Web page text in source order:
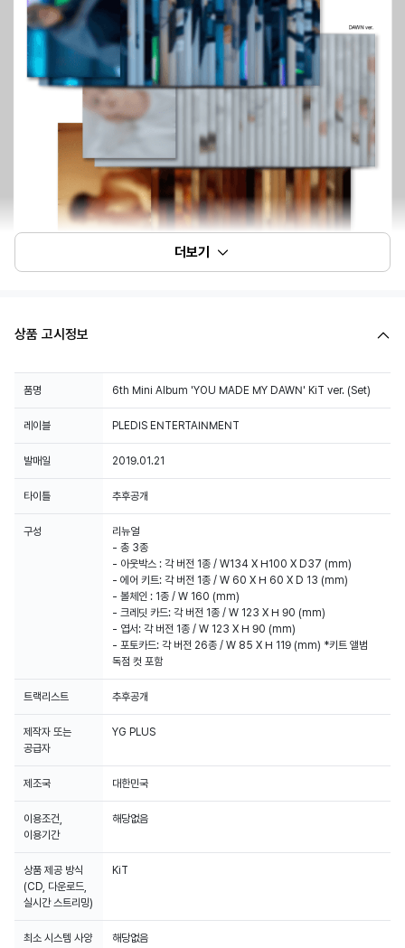
Weverse Shop에서 판매 되는 모든 음반은 100% 한터차트, 써클차트 음반 집계에
반영 됩니다.
더보기
상품 고시정보
품명 6th Mini Album 'YOU MADE MY DAWN' KiT ver. (Set)
레이블 PLEDIS ENTERTAINMENT
발매일 2019.01.21
타이틀 추후공개
구성
리뉴얼
- 총 3종
- 아웃박스 : 각 버전 1종 / W134 X H100 X D37 (mm)
- 에어 키트: 각 버전 1종 / W 60 X H 60 X D 13 (mm)
- 볼체인 : 1종 / W 160 (mm)
- 크레딧 카드: 각 버전 1종 / W 123 X H 90 (mm)
- 엽서: 각 버전 1종 / W 123 X H 90 (mm)
- 포토카드: 각 버전 26종 / W 85 X H 119 (mm) *키트 앨범
독점 컷 포함
트랙리스트 추후공개
제작자 또는
공급자
YG PLUS
제조국 대한민국
이용조건,
이용기간
해당없음
상품 제공 방식
(CD, 다운로드,
실시간 스트리밍)
KiT
최소 시스템 사양
해당없음